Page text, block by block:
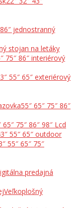
jednostranný
stojan na letáky
75″ 86″ interiérový
55″ 65″ exteriérový
55″ 65″ 75″ 86″
65″ 75″ 86″ 98″ Lcd
55″ 65″ outdoor
55″ 65″ 75″
predajná
Veľkoplošný